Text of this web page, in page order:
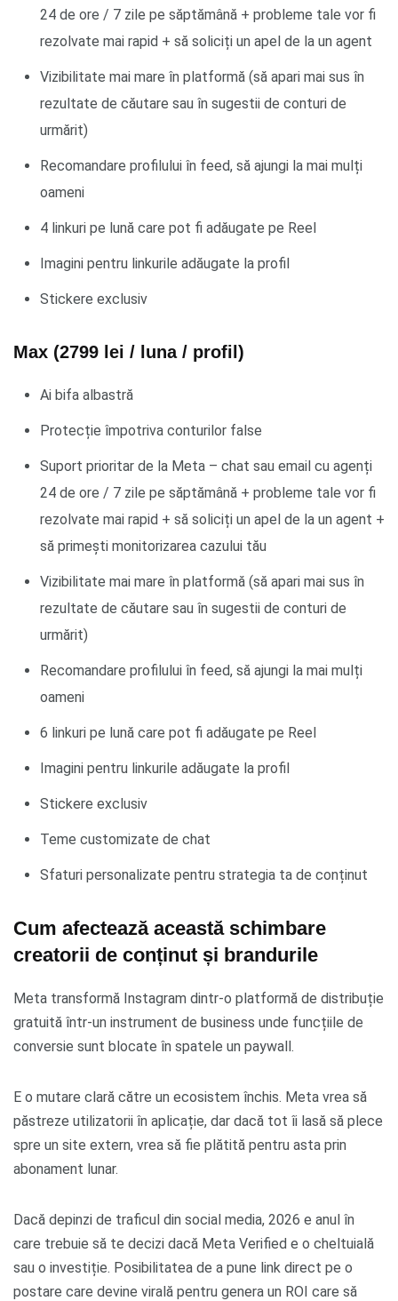
24 de ore / 7 zile pe săptămână + probleme tale vor fi
rezolvate mai rapid + să soliciți un apel de la un agent
Vizibilitate mai mare în platformă (să apari mai sus în
rezultate de căutare sau în sugestii de conturi de
urmărit)
Recomandare profilului în feed, să ajungi la mai mulți
oameni
4 linkuri pe lună care pot fi adăugate pe Reel
Imagini pentru linkurile adăugate la profil
Stickere exclusiv
Max (2799 lei / luna / profil)
Ai bifa albastră
Protecție împotriva conturilor false
Suport prioritar de la Meta – chat sau email cu agenți
24 de ore / 7 zile pe săptămână + probleme tale vor fi
rezolvate mai rapid + să soliciți un apel de la un agent +
să primești monitorizarea cazului tău
Vizibilitate mai mare în platformă (să apari mai sus în
rezultate de căutare sau în sugestii de conturi de
urmărit)
Recomandare profilului în feed, să ajungi la mai mulți
oameni
6 linkuri pe lună care pot fi adăugate pe Reel
Imagini pentru linkurile adăugate la profil
Stickere exclusiv
Teme customizate de chat
Sfaturi personalizate pentru strategia ta de conținut
Cum afectează această schimbare
creatorii de conținut și brandurile
Meta transformă Instagram dintr-o platformă de distribuție
gratuită într-un instrument de business unde funcțiile de
conversie sunt blocate în spatele un paywall.
E o mutare clară către un ecosistem închis. Meta vrea să
păstreze utilizatorii în aplicație, dar dacă tot îi lasă să plece
spre un site extern, vrea să fie plătită pentru asta prin
abonament lunar.
Dacă depinzi de traficul din social media, 2026 e anul în
care trebuie să te decizi dacă Meta Verified e o cheltuială
sau o investiție. Posibilitatea de a pune link direct pe o
postare care devine virală pentru genera un ROI care să